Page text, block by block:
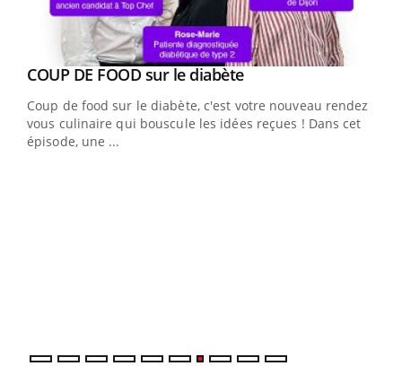
Youtube
COUP DE FOOD sur le diabèteYoutube
Coup de food sur le diabète, c'est votre nouveau rendez-
vous culinaire qui bouscule les idées reçues ! Dans cet
épisode, une ...